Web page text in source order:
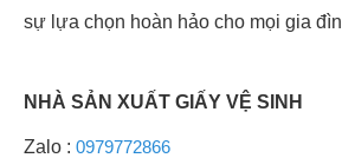
sự lựa chọn hoàn hảo cho mọi gia
NHÀ SẢN XUẤT GIẤY VỆ SINH
Zalo : 0979772866